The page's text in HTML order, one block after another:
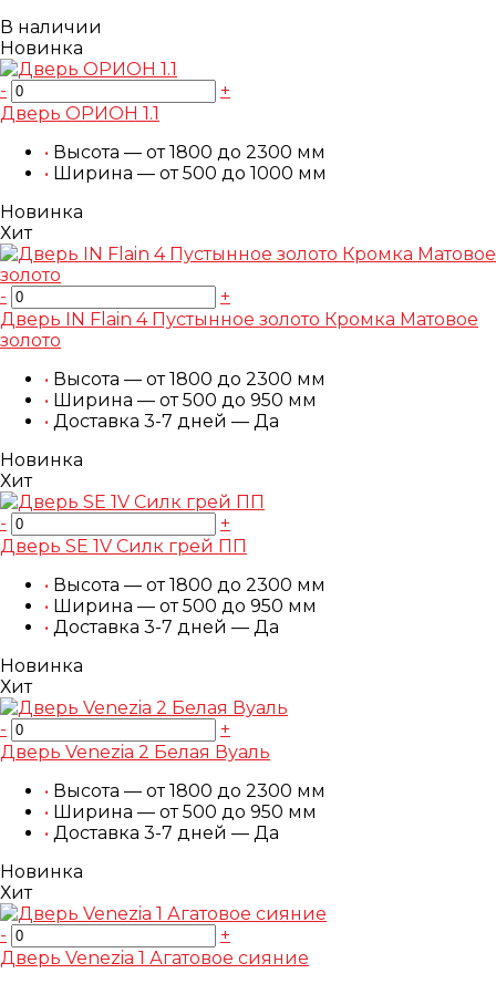
В наличии
Новинка
-
+
Дверь ОРИОН 1.1
• Высота — от 1800 до 2300 мм
• Ширина — от 500 до 1000 мм
Новинка
Хит
-
+
Дверь IN Flain 4 Пустынное золото Кромка Матовое
золото
• Высота — от 1800 до 2300 мм
• Ширина — от 500 до 950 мм
• Доставка 3-7 дней — Да
Новинка
Хит
-
+
Дверь SE 1V Силк грей ПП
• Высота — от 1800 до 2300 мм
• Ширина — от 500 до 950 мм
• Доставка 3-7 дней — Да
Новинка
Хит
-
+
Дверь Venezia 2 Белая Вуаль
• Высота — от 1800 до 2300 мм
• Ширина — от 500 до 950 мм
• Доставка 3-7 дней — Да
Новинка
Хит
-
+
Дверь Venezia 1 Агатовое сияние